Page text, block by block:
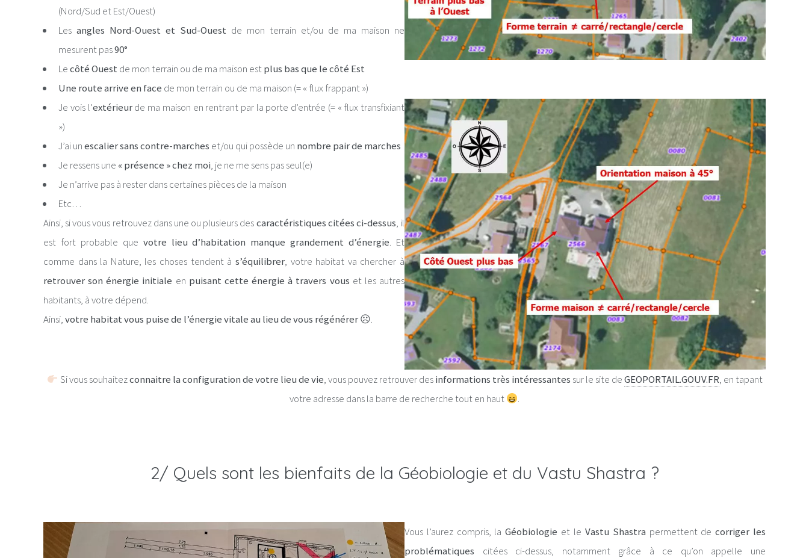
(Nord/Sud et Est/Ouest)
Lesangles Nord-Ouest et Sud-Ouest de mon terrain et/ou de ma maison ne
mesurent pas90°
Lecôté Ouest de mon terrain ou de ma maison estplus bas que le côté Est
Une route arrive en face de mon terrain ou de ma maison (= « flux frappant »)
Je vois l’extérieurde ma maison en rentrant par la porte d’entrée (= « flux transfixiant
»)
J’ai unescalier sans contre-marches et/ou qui possède un nombre pair de marches
Je ressens une « présence » chez moi, je ne me sens pas seul(e)
Je n’arrive pas à rester dans certaines pièces de la maison
Etc…
Ainsi, si vous vous retrouvez dans une ou plusieurs descaractéristiques citées ci-dessus, il
est fort probable que votre lieu d’habitation manque grandement d’énergie. Et
comme dans la Nature, les choses tendent à s’équilibrer, votre habitat va chercher à
retrouver son énergie initiale en puisant cette énergie à travers vous et les autres
habitants, à votre dépend.
Ainsi,votre habitat vous puise de l’énergie vitale au lieu de vous régénérer☹.
Si vous souhaitezconnaitre la configuration de votre lieu de vie, vous pouvez retrouver desinformations très intéressantes sur le site deGEOPORTAIL.GOUV.FR, en tapant
votre adresse dans la barre de recherche tout en haut
.
2/ Quels sont les bienfaits de la Géobiologie et du Vastu Shastra ?
Vous l’aurez compris, laGéobiologie et le Vastu Shastra permettent decorriger les
problématiques citées ci-dessus, notamment grâce à ce qu’on appelle une